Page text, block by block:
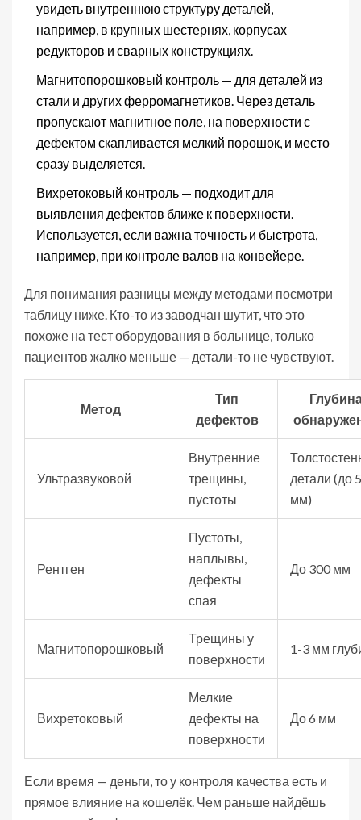
увидеть внутреннюю структуру деталей,
например, в крупных шестернях, корпусах
редукторов и сварных конструкциях.
Магнитопорошковый контроль — для деталей из
стали и других ферромагнетиков. Через деталь
пропускают магнитное поле, на поверхности с
дефектом скапливается мелкий порошок, и место
сразу выделяется.
Вихретоковый контроль — подходит для
выявления дефектов ближе к поверхности.
Используется, если важна точность и быстрота,
например, при контроле валов на конвейере.
Для понимания разницы между методами посмотри
таблицу ниже. Кто-то из заводчан шутит, что это
похоже на тест оборудования в больнице, только
пациентов жалко меньше — детали-то не чувствуют.
Метод
Тип
дефектов
Ультразвуковой
Внутренние
трещины,
пустоты
детали (до
мм)
Рентген
Пустоты,
наплывы,
дефекты
спая
До 300 мм
Магнитопорошковый
Трещины у
поверхности
1-3 мм
Вихретоковый
Мелкие
дефекты на
поверхности
До 6 мм
Если время — деньги, то у контроля качества есть и
прямое влияние на кошелёк. Чем раньше найдёшь